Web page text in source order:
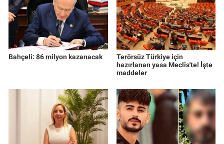
Bahçeli: 86 milyon kazanacak
Terörsüz Türkiye için
hazırlanan yasa Meclis'te! İşte
maddeler